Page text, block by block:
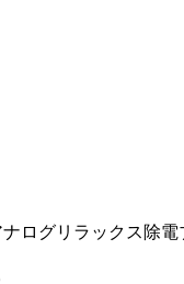
ナログリラックス除電